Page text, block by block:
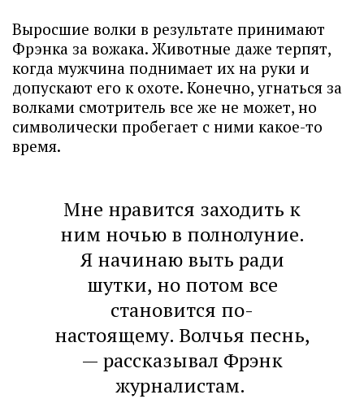
Выросшие волки в результате принимают
Фрэнка за вожака. Животные даже терпят,
когда мужчина поднимает их на руки и
допускают его к охоте. Конечно, угнаться за
волками смотритель все же не может, но
символически пробегает с ними какое-то
время.
Мне нравится заходить к
ним ночью в полнолуние.
Я начинаю выть ради
шутки, но потом все
становится по-
настоящему. Волчья песнь,
— рассказывал Фрэнк
журналистам.